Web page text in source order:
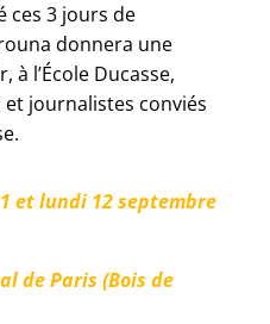
ces 3 jours de
donnera une
à l’École Ducasse,
journalistes conviés
et lundi 12 septembre
de Paris (Bois de